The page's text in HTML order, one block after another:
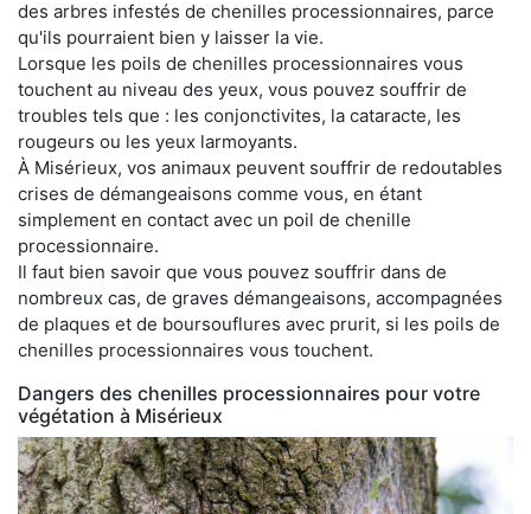
des arbres infestés de chenilles processionnaires, parce
qu'ils pourraient bien y laisser la vie.
Lorsque les poils de chenilles processionnaires vous
touchent au niveau des yeux, vous pouvez souffrir de
troubles tels que : les conjonctivites, la cataracte, les
rougeurs ou les yeux larmoyants.
À Misérieux, vos animaux peuvent souffrir de redoutables
crises de démangeaisons comme vous, en étant
simplement en contact avec un poil de chenille
processionnaire.
Il faut bien savoir que vous pouvez souffrir dans de
nombreux cas, de graves démangeaisons, accompagnées
de plaques et de boursouflures avec prurit, si les poils de
chenilles processionnaires vous touchent.
Dangers des chenilles processionnaires pour votre
végétation à Misérieux